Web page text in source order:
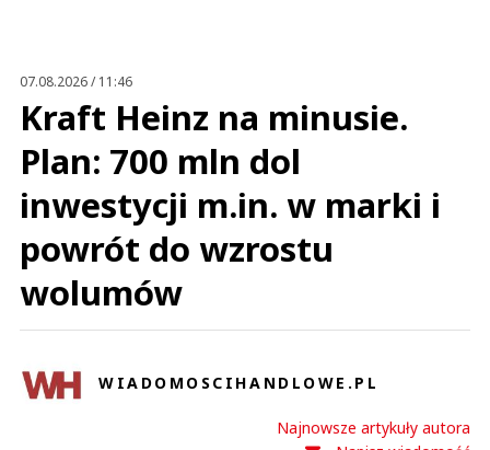
07.08.2026 / 11:46
Kraft Heinz na minusie.
Plan: 700 mln dol
inwestycji m.in. w marki i
powrót do wzrostu
wolumów
WIADOMOSCIHANDLOWE.PL
Najnowsze artykuły autora